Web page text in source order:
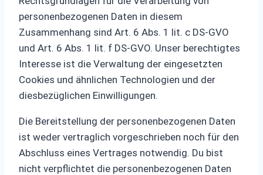
personenbezogenen Daten in diesem
Zusammenhang sind Art. 6 Abs. 1 lit. c DS-GVO
und Art. 6 Abs. 1 lit. f DS-GVO. Unser berechtigtes
Interesse ist die Verwaltung der eingesetzten
Cookies und ähnlichen Technologien und der
diesbezüglichen Einwilligungen.
Die Bereitstellung der personenbezogenen Daten
ist weder vertraglich vorgeschrieben noch für den
Abschluss eines Vertrages notwendig. Du bist
nicht verpflichtet die personenbezogenen Daten